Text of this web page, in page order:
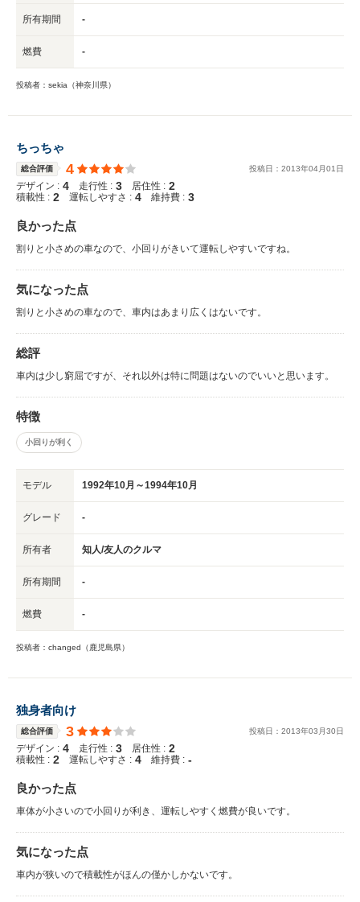
所有期間 -
燃費 -
投稿者：sekia（神奈川県）
ちっちゃ
総合評価 4 投稿日： 2013年04月01 日
デザイン : 4 走行性 : 3 居住性 : 2
積載性 : 2 運転しやすさ : 4 維持費 : 3
良かった点
割りと小さめの車なので、小回りがきいて運転しやすいですね。
気になった点
割りと小さめの車なので、車内はあまり広くはないです。
総評
車内は少し窮屈ですが、それ以外は特に問題はないのでいいと思います。
特徴
小回りが利く
モデル 1992年10月～1994年10月
グレード -
所有者 知人/友人のクルマ
所有期間 -
燃費 -
投稿者：changed（鹿児島県）
独身者向け
総合評価 3 投稿日： 2013年03 月30日
デザイン : 4 走行性 : 3 居住性 : 2
積載性 : 2 運転しやすさ : 4 維持費 : -
良かった点
車体が小さいので小回りが利き、運転しやすく燃費が良いです。
気になった点
車内が狭いので積載性がほんの僅かしかないです。